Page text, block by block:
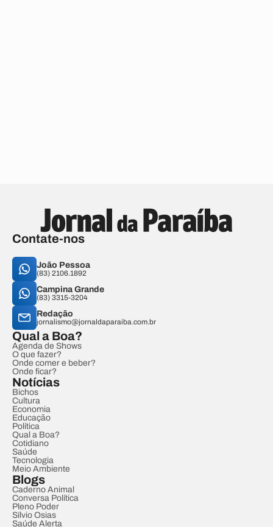
Contate-nos
João Pessoa
(83) 2106.1892
Campina Grande
(83) 3315-3204
Redação
jornalismo@jornaldaparaiba.com.br
Qual a Boa?
Agenda de Shows
O que fazer?
Onde comer e beber?
Onde ficar?
Notícias
Bichos
Cultura
Economia
Educação
Política
Qual a Boa?
Cotidiano
Saúde
Tecnologia
Meio Ambiente
Blogs
Caderno Animal
Conversa Política
Pleno Poder
Sílvio Osias
Saúde Alerta